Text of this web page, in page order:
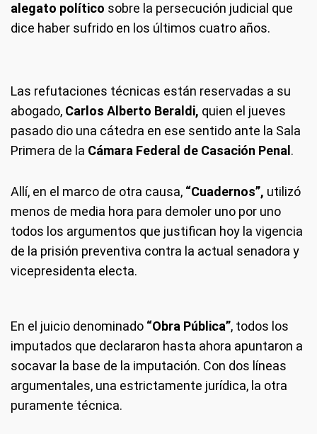
alegato político sobre la persecución judicial que
dice haber sufrido en los últimos cuatro años.
Las refutaciones técnicas están reservadas a su
abogado, Carlos Alberto Beraldi, quien el jueves
pasado dio una cátedra en ese sentido ante la Sala
Primera de la Cámara Federal de Casación Penal .
Allí, en el marco de otra causa, “Cuadernos”, utilizó
menos de media hora para demoler uno por uno
todos los argumentos que justifican hoy la vigencia
de la prisión preventiva contra la actual senadora y
vicepresidenta electa.
En el juicio denominado “Obra Pública”, todos los
imputados que declararon hasta ahora apuntaron a
socavar la base de la imputación. Con dos líneas
argumentales, una estrictamente jurídica, la otra
puramente técnica.